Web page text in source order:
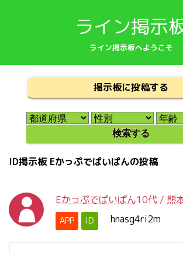
ライン掲示
ライン掲示板へようこそ
掲示板に投稿する
ID掲示板 Eかっぷでぱいぱんの投稿
Eかっぷでぱいぱん10代 / 熊
APP ID hnasg4ri2m